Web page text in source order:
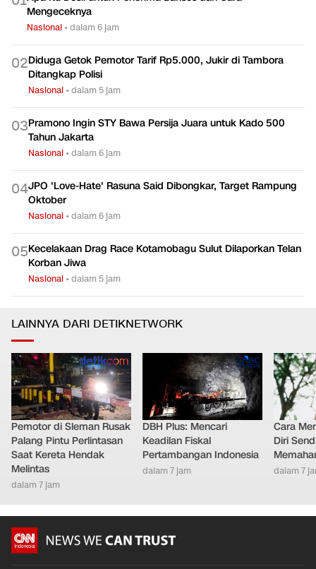
Mengeceknya
Nasional •dalam 6 jam
02Diduga Getok Pemotor Tarif Rp5.000, Jukir di Tambora
Ditangkap Polisi
Nasional •dalam 5 jam
03Pramono Ingin STY Bawa Persija Juara untuk Kado 500
Tahun Jakarta
Nasional •dalam 6 jam
04JPO 'Love-Hate' Rasuna Said Dibongkar, Target Rampung
Oktober
Nasional •dalam 6 jam
05Kecelakaan Drag Race Kotamobagu Sulut Dilaporkan Telan
Korban Jiwa
Nasional •dalam 5 jam
LAINNYA DARI DETIKNETWORK
Pemotor di Sleman Rusak
Palang Pintu Perlintasan
Saat Kereta Hendak
Melintas
dalam 7 jam
DBH Plus: Mencari
Keadilan Fiskal
Pertambangan Indonesia
dalam 7 jam
Cara
Diri
dalam 7